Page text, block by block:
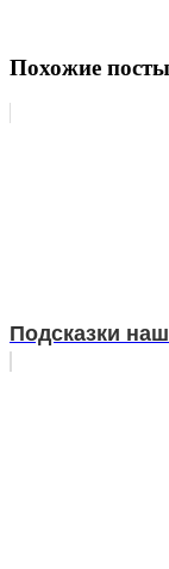
Похожие
Подсказки